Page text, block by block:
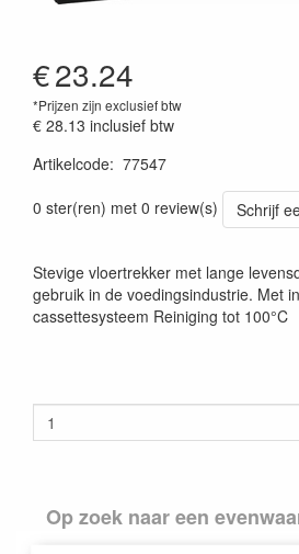
€23.24
*Prijzen zijn exclusief btw
€ 28.13 inclusief btw
Artikelcode: 77547
0 ster(ren) met 0 review(s)
Schrijf
Stevige vloertrekker met lange
gebruik in de voedingsindustrie. Met
cassettesysteem Reiniging tot 100°C
Op zoek naar een